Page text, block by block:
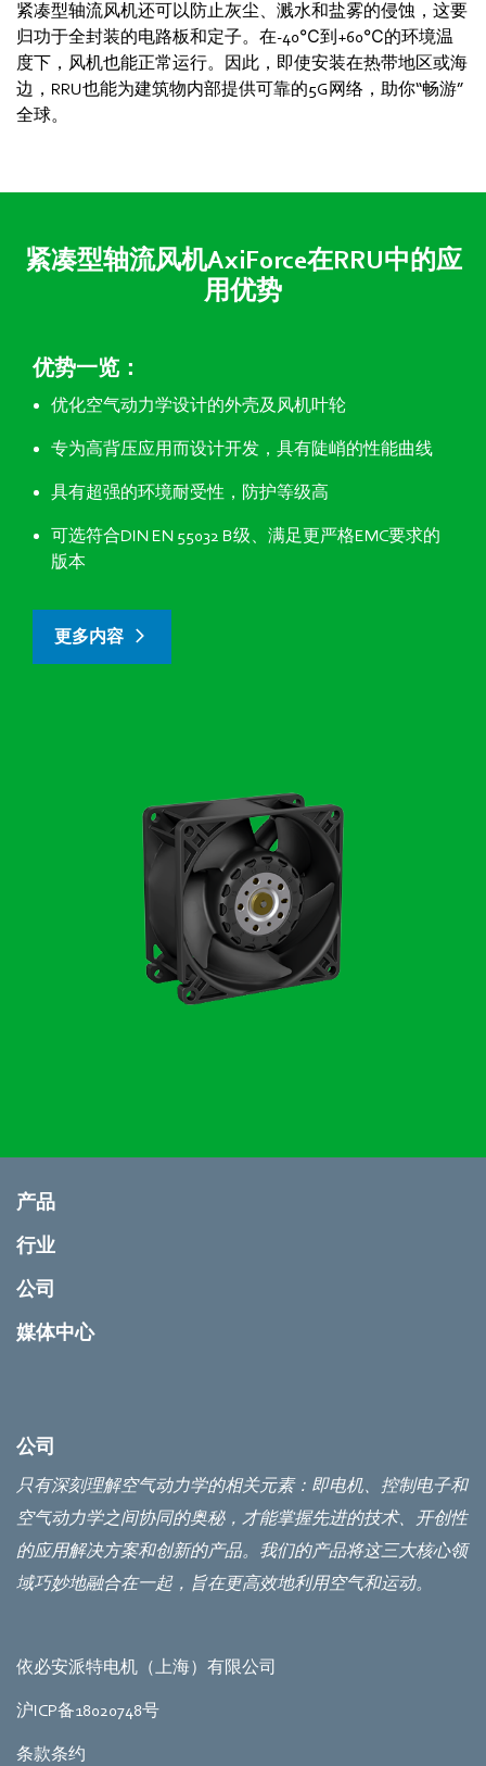
紧凑型轴流风机还可以防止灰尘、溅水和盐雾的侵蚀，这要
归功于全封装的电路板和定子。在-40℃到+60℃的环境温
度下，风机也能正常运行。因此，即使安装在热带地区或海
边，RRU也能为建筑物内部提供可靠的5G网络，助你“畅游”
全球。
紧凑型轴流风机AxiForce在RRU中的应
用优势
优势一览：
优化空气动力学设计的外壳及风机叶轮
专为高背压应用而设计开发，具有陡峭的性能曲线
具有超强的环境耐受性，防护等级高
可选符合DIN EN 55032 B级、满足更严格EMC要求的
版本
更多内容
产品
行业
公司
媒体中心
公司
只有深刻理解空气动力学的相关元素：即电机、控制电子和
空气动力学之间协同的奥秘，才能掌握先进的技术、开创性
的应用解决方案和创新的产品。我们的产品将这三大核心领
域巧妙地融合在一起，旨在更高效地利用空气和运动。
依必安派特电机（上海）有限公司
沪ICP备18020748号
条款条约